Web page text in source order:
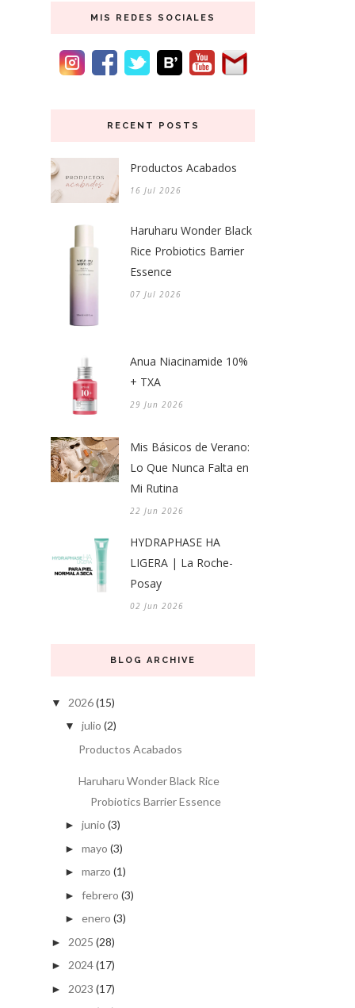
MIS REDES SOCIALES
RECENT POSTS
Productos Acabados
16 Jul 2026
Haruharu Wonder Black
Rice Probiotics Barrier
Essence
07 Jul 2026
Anua Niacinamide 10%
+ TXA
29 Jun 2026
Mis Básicos de Verano:
Lo Que Nunca Falta en
Mi Rutina
22 Jun 2026
HYDRAPHASE HA
LIGERA | La Roche-
Posay
02 Jun 2026
BLOG ARCHIVE
▼ 2026(15)
▼ julio (2)
Productos Acabados
Haruharu Wonder Black Rice
Probiotics Barrier Essence
► junio (3)
► mayo (3)
► marzo (1)
► febrero (3)
► enero (3)
► 2025 (28)
► 2024(17)
► 2023 (17)